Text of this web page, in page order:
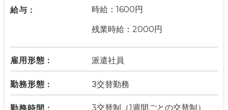
給与 : 時給：1600円
残業時給：2000円
雇用形態 : 派遣社員
勤務形態 : 3交替勤務
3交替制（1週間ごとの交替制）